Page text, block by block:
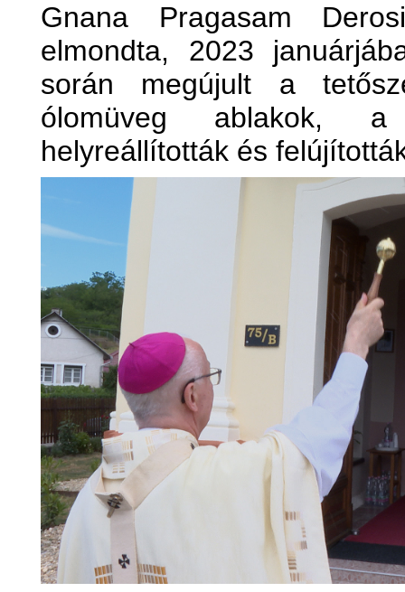
Gnana Pragasam
elmondta, 2023
során megújult a
ólomüveg ablakok, a
helyreállították és